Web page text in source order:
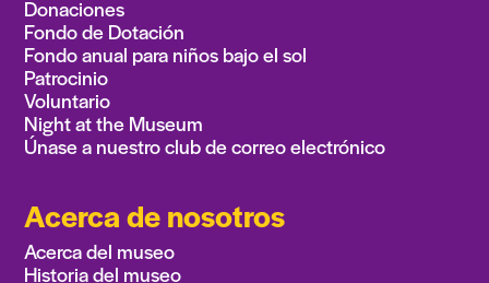
Donaciones
Fondo de Dotación
Fondo anual para niños bajo el sol
Patrocinio
Voluntario
Night at the Museum
Únase a nuestro club de correo electrónico
Acerca de nosotros
Acerca del museo
Historia del museo